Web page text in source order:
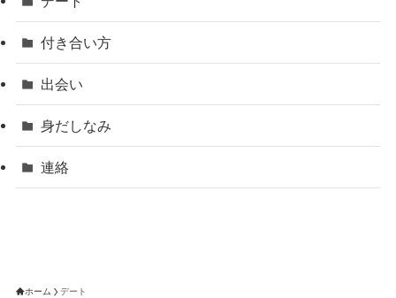
付き合い方
出会い
身だしなみ
連絡
ホーム デート